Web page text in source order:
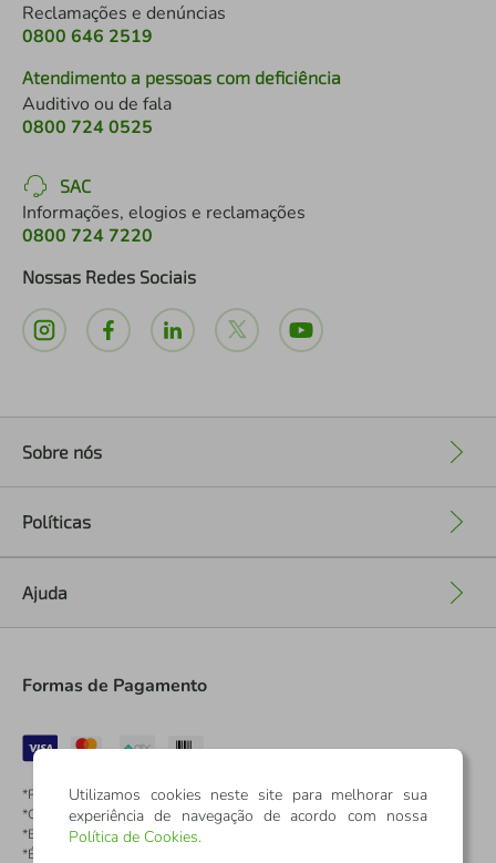
Reclamações e denúncias
0800 646 2519
Atendimento a pessoas com deficiência
Auditivo ou de fala
0800 724 0525
SAC
Informações, elogios e reclamações
0800 724 7220
Nossas Redes Sociais
Sobre nós
Políticas
Ajuda
Formas de Pagamento
*Pontos dos Cartões Sicredi
*Cartões Sicredi
*Boleto exclusivo para associados PJ
*É vedada a cobrança de preço superior, valor ou encargo adicional para
Utilizamos cookies neste site para melhorar sua
experiência de navegação de acordo com nossa
Política de Cookies.